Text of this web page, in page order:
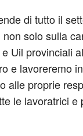
di tutto il
solo sulla
Uil provinciali
e lavoreremo
alle proprie
le lavoratrici